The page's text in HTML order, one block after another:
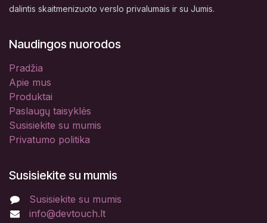
dalintis skaitmenizuoto verslo privalumais ir su Jumis.
Naudingos nuorodos
Pradžia
Apie mus
Produktai
Paslaugų taisyklės
Susisiekite su mumis
Privatumo politika
Susisiekite su mumis
Susisiekite su mumis
info@devtouch.lt